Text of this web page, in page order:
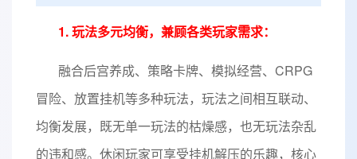
1. 玩法多元均衡，兼顾各类玩家需求：
融合后宫养成、策略卡牌、模拟经营、CRPG
冒险、放置挂机等多种玩法，玩法之间相互联动、
均衡发展，既无单一玩法的枯燥感，也无玩法杂乱
的违和感。休闲玩家可享受挂机解压的乐趣，核心